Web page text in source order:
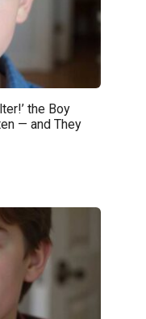
the Boy
— and They